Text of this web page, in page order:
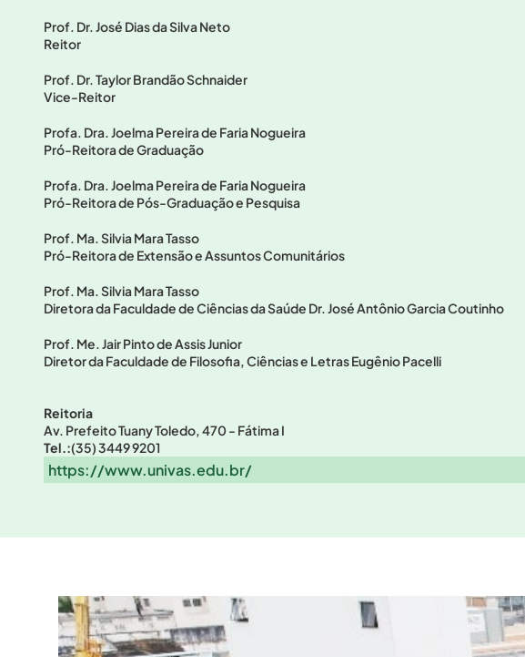
Prof. Dr. José Dias da Silva Neto
Reitor
Prof. Dr. Taylor Brandão Schnaider
Vice-Reitor
Profa. Dra. Joelma Pereira de Faria Nogueira
Pró-Reitora de Graduação
Profa. Dra. Joelma Pereira de Faria Nogueira
Pró-Reitora de Pós-Graduação e Pesquisa
Prof. Ma. Silvia Mara Tasso
Pró-Reitora de Extensão e Assuntos Comunitários
Prof. Ma. Silvia Mara Tasso
Diretora da Faculdade de Ciências da Saúde Dr. José Antônio Garcia Coutinho
Prof. Me. Jair Pinto de Assis Junior
Diretor da Faculdade de Filosofia, Ciências e Letras Eugênio Pacelli
Reitoria
Av. Prefeito Tuany Toledo, 470 - Fátima I
Tel.:(35) 3449 9201
https://www.univas.edu.br/